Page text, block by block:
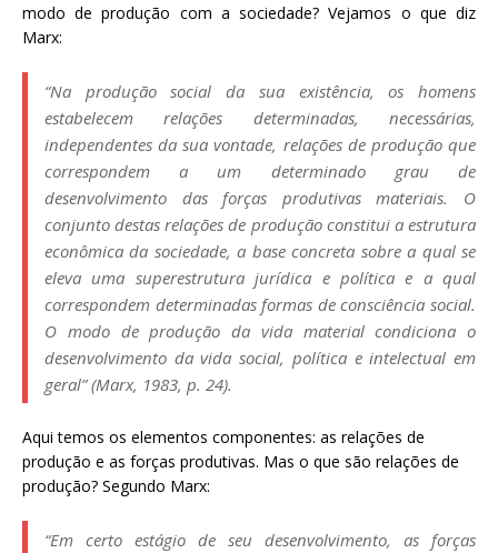
modo de produção com a sociedade? Vejamos o que diz
Marx:
“Na produção social da sua existência, os homens
estabelecem relações determinadas, necessárias,
independentes da sua vontade, relações de produção que
correspondem a um determinado grau de
desenvolvimento das forças produtivas materiais. O
conjunto destas relações de produção constitui a estrutura
econômica da sociedade, a base concreta sobre a qual se
eleva uma superestrutura jurídica e política e a qual
correspondem determinadas formas de consciência social.
O modo de produção da vida material condiciona o
desenvolvimento da vida social, política e intelectual em
geral” (Marx, 1983, p. 24).
Aqui temos os elementos componentes: as relações de
produção e as forças produtivas. Mas o que são relações de
produção? Segundo Marx:
“Em certo estágio de seu desenvolvimento, as forças